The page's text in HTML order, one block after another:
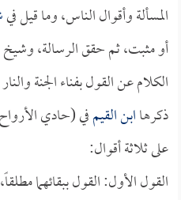
المسألة وأقوال الناس، وما قيل في
أو مثبت، ثم حقق الرسالة، وشيخ
الكلام عن القول بفناء الجنة
ذكرهاابن القيمفي (حادي
على ثلاثة أقوال:
القول الأول: القول ببقائهما